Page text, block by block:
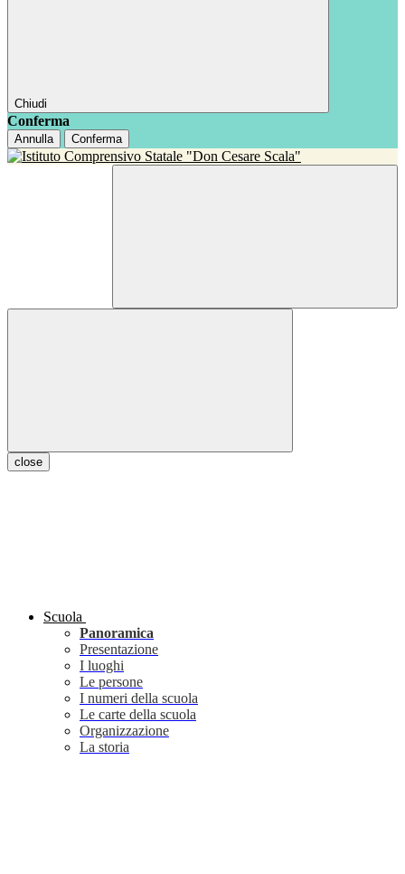
Chiudi
Conferma
Annulla Conferma
close
Scuola
Panoramica
Presentazione
I luoghi
Le persone
I numeri della scuola
Le carte della scuola
Organizzazione
La storia